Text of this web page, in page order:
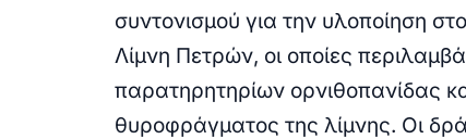
συντονισμού για την υλοποίηση
Λίμνη Πετρών, οι οποίες
παρατηρητηρίων ορνιθοπανίδας
θυροφράγματος της λίμνης. Οι